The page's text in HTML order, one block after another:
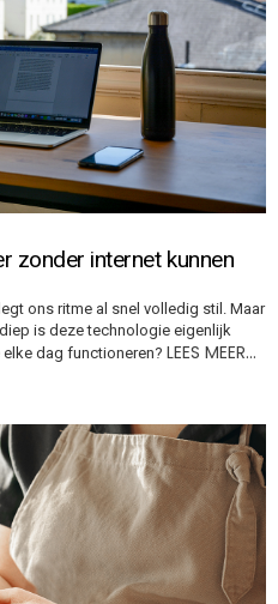
zonder internet kunnen
ons ritme al snel volledig stil. Maar
is deze technologie eigenlijk
dag functioneren? LEES MEER…